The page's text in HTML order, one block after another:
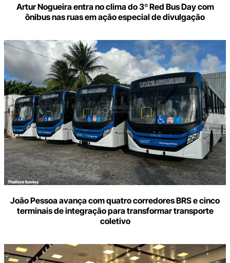
Artur Nogueira entra no clima do 3º Red Bus Day com
ônibus nas ruas em ação especial de divulgação
João Pessoa avança com quatro corredores BRS e cinco
terminais de integração para transformar transporte
coletivo